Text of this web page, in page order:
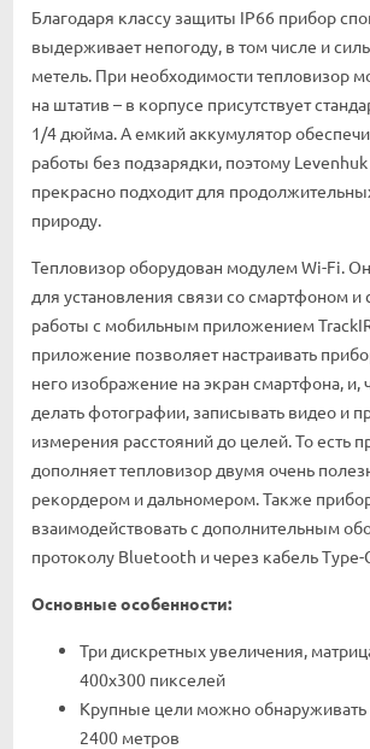
Благодаря классу защиты IP66 прибор
выдерживает непогоду, в том числе и
метель. При необходимости тепловизор
на штатив – в корпусе присутствует
1/4 дюйма. А емкий аккумулятор
работы без подзарядки, поэтому
прекрасно подходит для
природу.
Тепловизор оборудован модулем Wi-Fi.
для установления связи со смартфоном и
работы с мобильным приложением
приложение позволяет настраивать
него изображение на экран смартфона, и,
делать фотографии, записывать видео и
измерения расстояний до целей. То есть
дополняет тепловизор двумя очень
рекордером и дальномером. Также
взаимодействовать с дополнительным
протоколу Bluetooth и через кабель Type-
Основные особенности:
Три дискретных увеличения,
400x300 пикселей
Крупные цели можно обнаруживать
2400 метров